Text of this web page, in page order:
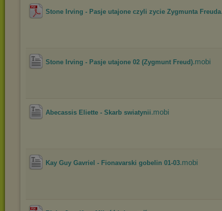
Stone Irving - Pasje utajone czyli zycie Zygmunta Freuda
Stone Irving - Pasje utajone 02 (Zygmunt Freud).mobi
Abecassis Eliette - Skarb swiatynii.mobi
Kay Guy Gavriel - Fionavarski gobelin 01-03.mobi